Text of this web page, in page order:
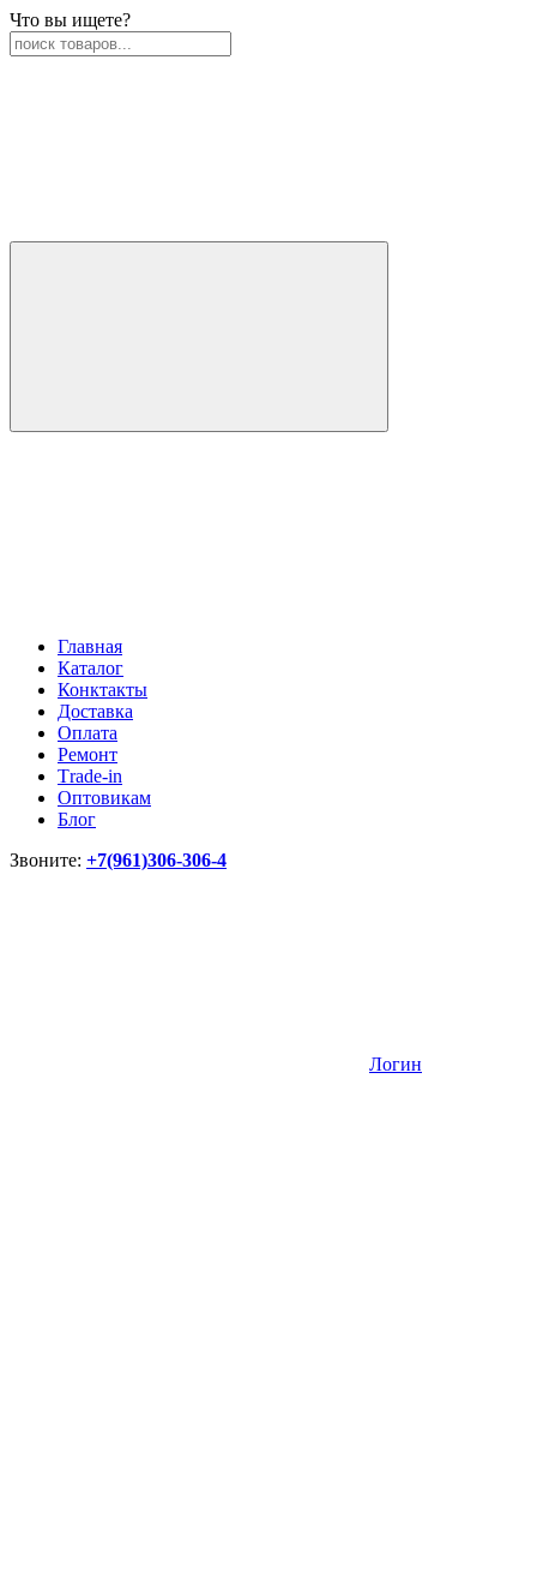
Что вы ищете?
Главная
Каталог
Конктакты
Доставка
Оплата
Ремонт
Тrade-in
Оптовикам
Блог
Звоните: +7(961)306-306-4
Логин